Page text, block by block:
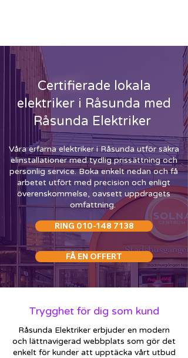
Certifierade lokala
elektriker i Råsunda med
Råsunda Elektriker
Våra erfarna elektriker i Råsunda utför säkra
elinstallationer med tydlig prissättning och
personlig service. Boka enkelt nedan och få
arbetet utfört med precision och enligt
överenskommelse, oavsett uppdragets
omfattning.
RING 010-148 7138
FÅ EN OFFERT
Trygghet för dig som kund
Råsunda Elektriker erbjuder en modern
och lättnavigerad webbplats som gör det
enkelt för kunder att upptäcka vårt utbud